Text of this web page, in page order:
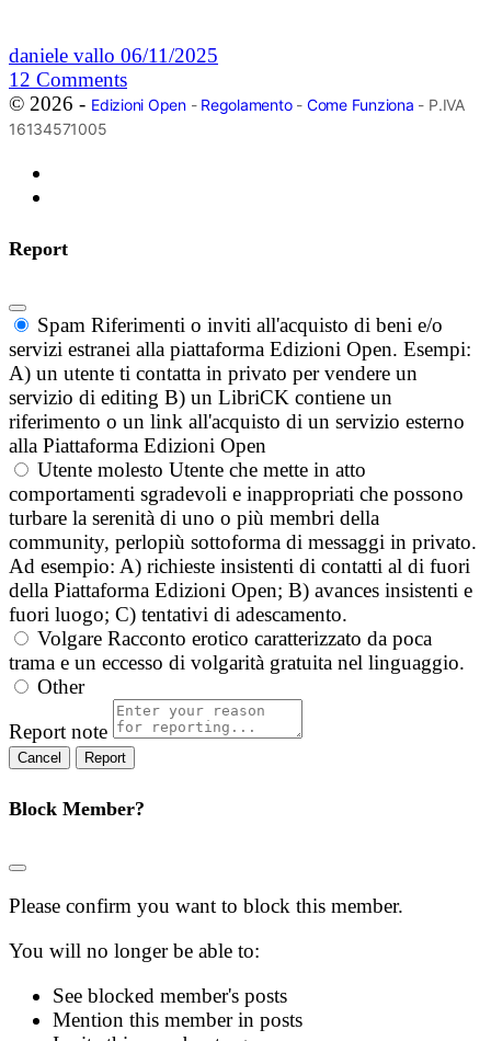
daniele vallo 06/11/2025
12 Comments
© 2026 - Edizioni Open- Regolamento- Come Funziona - P.IVA
16134571005
Report
Spam Riferimenti o inviti all'acquisto di beni e/o
servizi estranei alla piattaforma Edizioni Open. Esempi:
A) un utente ti contatta in privato per vendere un
servizio di editing B) un LibriCK contiene un
riferimento o un link all'acquisto di un servizio esterno
alla Piattaforma Edizioni Open
Utente molesto Utente che mette in atto
comportamenti sgradevoli e inappropriati che possono
turbare la serenità di uno o più membri della
community, perlopiù sottoforma di messaggi in privato.
Ad esempio: A) richieste insistenti di contatti al di fuori
della Piattaforma Edizioni Open; B) avances insistenti e
fuori luogo; C) tentativi di adescamento.
Volgare Racconto erotico caratterizzato da poca
trama e un eccesso di volgarità gratuita nel linguaggio.
Other
Report note
Report
Block Member?
Please confirm you want to block this member.
You will no longer be able to:
See blocked member's posts
Mention this member in posts